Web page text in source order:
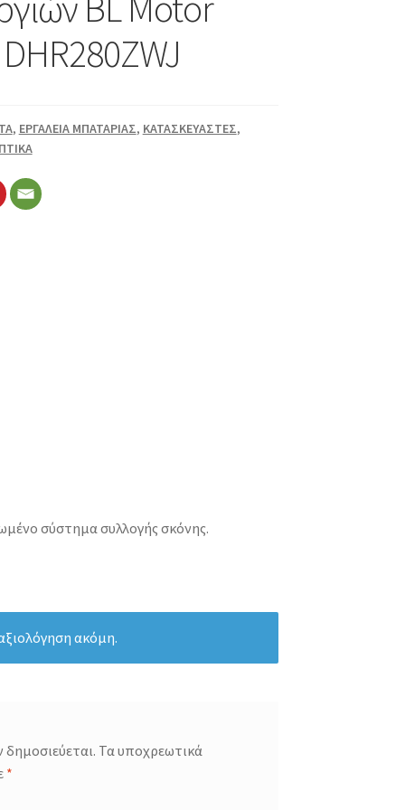
, ΕΡΓΑΛΕΙΑ ΜΠΑΤΑΡΙΑΣ, ΚΑΤΑΣΚΕΥΑΣΤΕΣ,
σύστημα συλλογής σκόνης.
ακόμη.
δημοσιεύεται. Τα υποχρεωτικά
*